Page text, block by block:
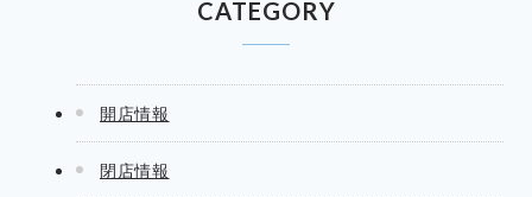
CATEGORY
開店情報
閉店情報